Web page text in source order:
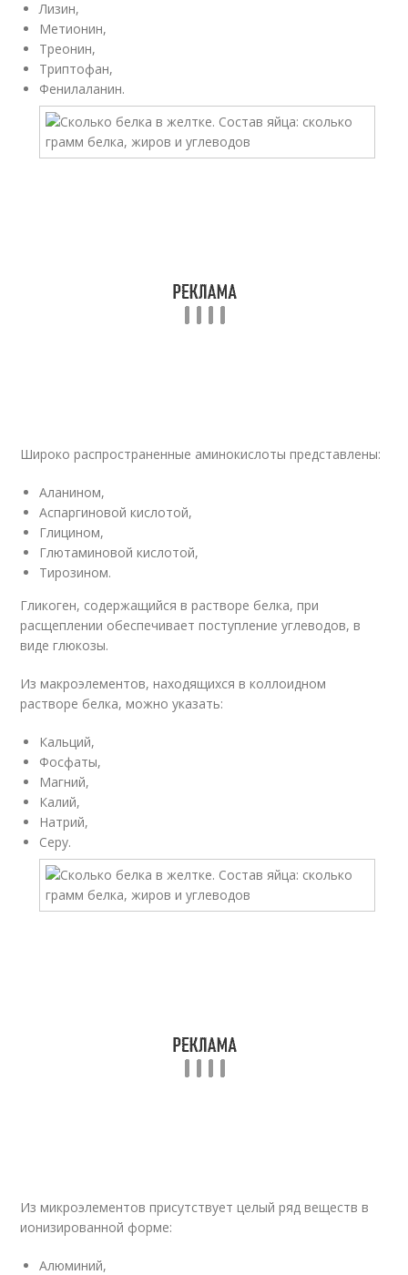
Лизин,
Метионин,
Треонин,
Триптофан,
Фенилаланин.
Широко распространенные аминокислоты представлены:
Аланином,
Аспаргиновой кислотой,
Глицином,
Глютаминовой кислотой,
Тирозином.
Гликоген, содержащийся в растворе белка, при
расщеплении обеспечивает поступление углеводов, в
виде глюкозы.
Из макроэлементов, находящихся в коллоидном
растворе белка, можно указать:
Кальций,
Фосфаты,
Магний,
Калий,
Натрий,
Серу.
Из микроэлементов присутствует целый ряд веществ в
ионизированной форме:
Алюминий,